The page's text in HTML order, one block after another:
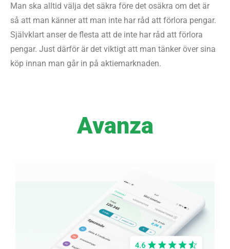
Man ska alltid välja det säkra före det osäkra om det är
så att man känner att man inte har råd att förlora pengar.
Självklart anser de flesta att de inte har råd att förlora
pengar. Just därför är det viktigt att man tänker över sina
köp innan man går in på aktiemarknaden.
Avanza